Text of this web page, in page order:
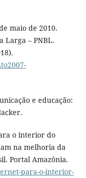
maio de 2010.
Larga – PNBL.
e educação:
o interior do
na melhoria da
Portal Amazônia.
para-o-interior-